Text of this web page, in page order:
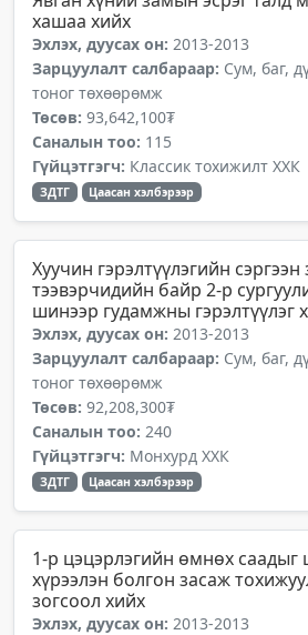
хашаа хийх
Эхлэх, дуусах он: 2013-2013
Зарцуулалт салбараар: Сум, баг,
тоног төхөөрөмж
Төсөв: 93,642,100₮
Саналын тоо: 115
Гүйцэтгэгч: Классик тохижилт ХХК
ЗДТГ Цаасан хэлбэрээр
Хуучин гэрэлтүүлэгийн
тээвэрчидийн байр 2-р
шинээр гудамжны гэрэлтүүлэг
Эхлэх, дуусах он: 2013-2013
Зарцуулалт салбараар: Сум, баг,
тоног төхөөрөмж
Төсөв: 92,208,300₮
Саналын тоо: 240
Гүйцэтгэгч: Монхурд ХХК
ЗДТГ Цаасан хэлбэрээр
1-р цэцэрлэгийн өмнөх саадыг
хүрээлэн болгон засаж
зогсоол хийх
Эхлэх, дуусах он: 2013-2013